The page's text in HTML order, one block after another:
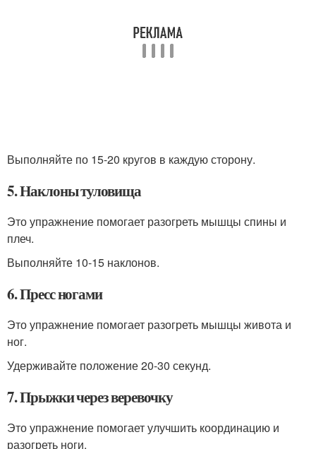
Выполняйте по 15-20 кругов в каждую сторону.
5. Наклоны туловища
Это упражнение помогает разогреть мышцы спины и
плеч.
Выполняйте 10-15 наклонов.
6. Пресс ногами
Это упражнение помогает разогреть мышцы живота и
ног.
Удерживайте положение 20-30 секунд.
7. Прыжки через веревочку
Это упражнение помогает улучшить координацию и
разогреть ноги.